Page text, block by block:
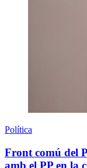
Política
Front comú del
amb el PP en la